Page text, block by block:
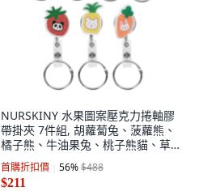
NURSKINY 水果圖案壓克力捲軸膠
帶掛夾 7件組, 胡蘿蔔兔、菠蘿熊、
橘子熊、牛油果兔、桃子熊貓、草
莓熊貓、蘋果熊貓, 1套
首購折扣價 56%$488
$211